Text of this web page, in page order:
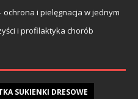
ochrona i pielęgnacja w jednym
i profilaktyka chorób
SUKIENKI DRESOWE